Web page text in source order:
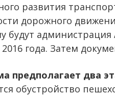
развития
дорожного
будут
2016 года. Затем
предполагает два
обустройство